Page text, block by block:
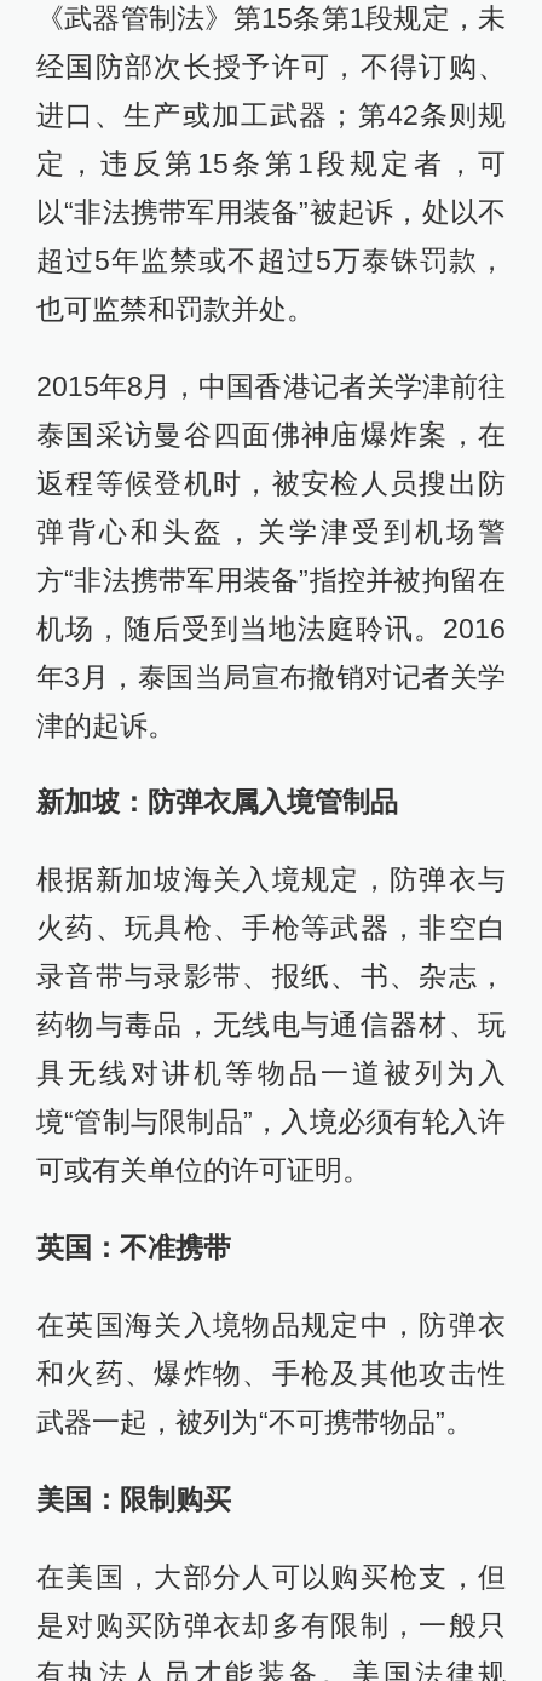
《武器管制法》第15条第1段规定，未
经国防部次长授予许可，不得订购、
进口、生产或加工武器；第42条则规
定，违反第15条第1段规定者，可
以“非法携带军用装备”被起诉，处以不
超过5年监禁或不超过5万泰铢罚款，
也可监禁和罚款并处。
2015年8月，中国香港记者关学津前往
泰国采访曼谷四面佛神庙爆炸案，在
返程等候登机时，被安检人员搜出防
弹背心和头盔，关学津受到机场警
方“非法携带军用装备”指控并被拘留在
机场，随后受到当地法庭聆讯。2016
年3月，泰国当局宣布撤销对记者关学
津的起诉。
新加坡：防弹衣属入境管制品
根据新加坡海关入境规定，防弹衣与
火药、玩具枪、手枪等武器，非空白
录音带与录影带、报纸、书、杂志，
药物与毒品，无线电与通信器材、玩
具无线对讲机等物品一道被列为入
境“管制与限制品”，入境必须有轮入许
可或有关单位的许可证明。
英国：不准携带
在英国海关入境物品规定中，防弹衣
和火药、爆炸物、手枪及其他攻击性
武器一起，被列为“不可携带物品”。
美国：限制购买
在美国，大部分人可以购买枪支，但
是对购买防弹衣却多有限制，一般只
有执法人员才能装备。美国法律规